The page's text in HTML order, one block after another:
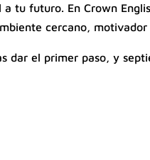
tu futuro. En Crown
cercano,
dar el primer paso, y